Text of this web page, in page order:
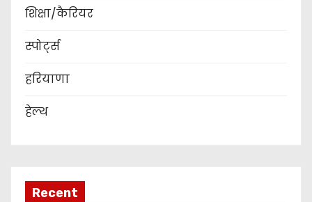
शिक्षा/कैरियर
स्पोर्ट्स
हरियाणा
हेल्थ
Recent